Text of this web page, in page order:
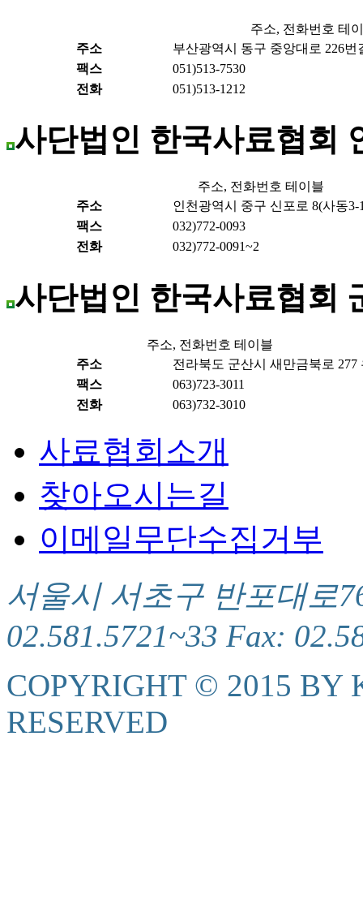
주소, 전화번호 테
주소
부산광역시 동구 중앙대로 226번
팩스
051)513-7530
전화
051)513-1212
사단법인 한국사료협회
주소, 전화번호 테이블
주소
인천광역시 중구 신포로 8(사동3-
팩스
032)772-0093
전화
032)772-0091~2
사단법인 한국사료협회
주소, 전화번호 테이블
주소
전라북도 군산시 새만금북로 277
팩스
063)723-3011
전화
063)732-3010
사료협회소개
찾아오시는길
이메일무단수집거부
서울시 서초구 반포대로
02.581.5721~33 Fax:
COPYRIGHT © 2015 BY
RESERVED